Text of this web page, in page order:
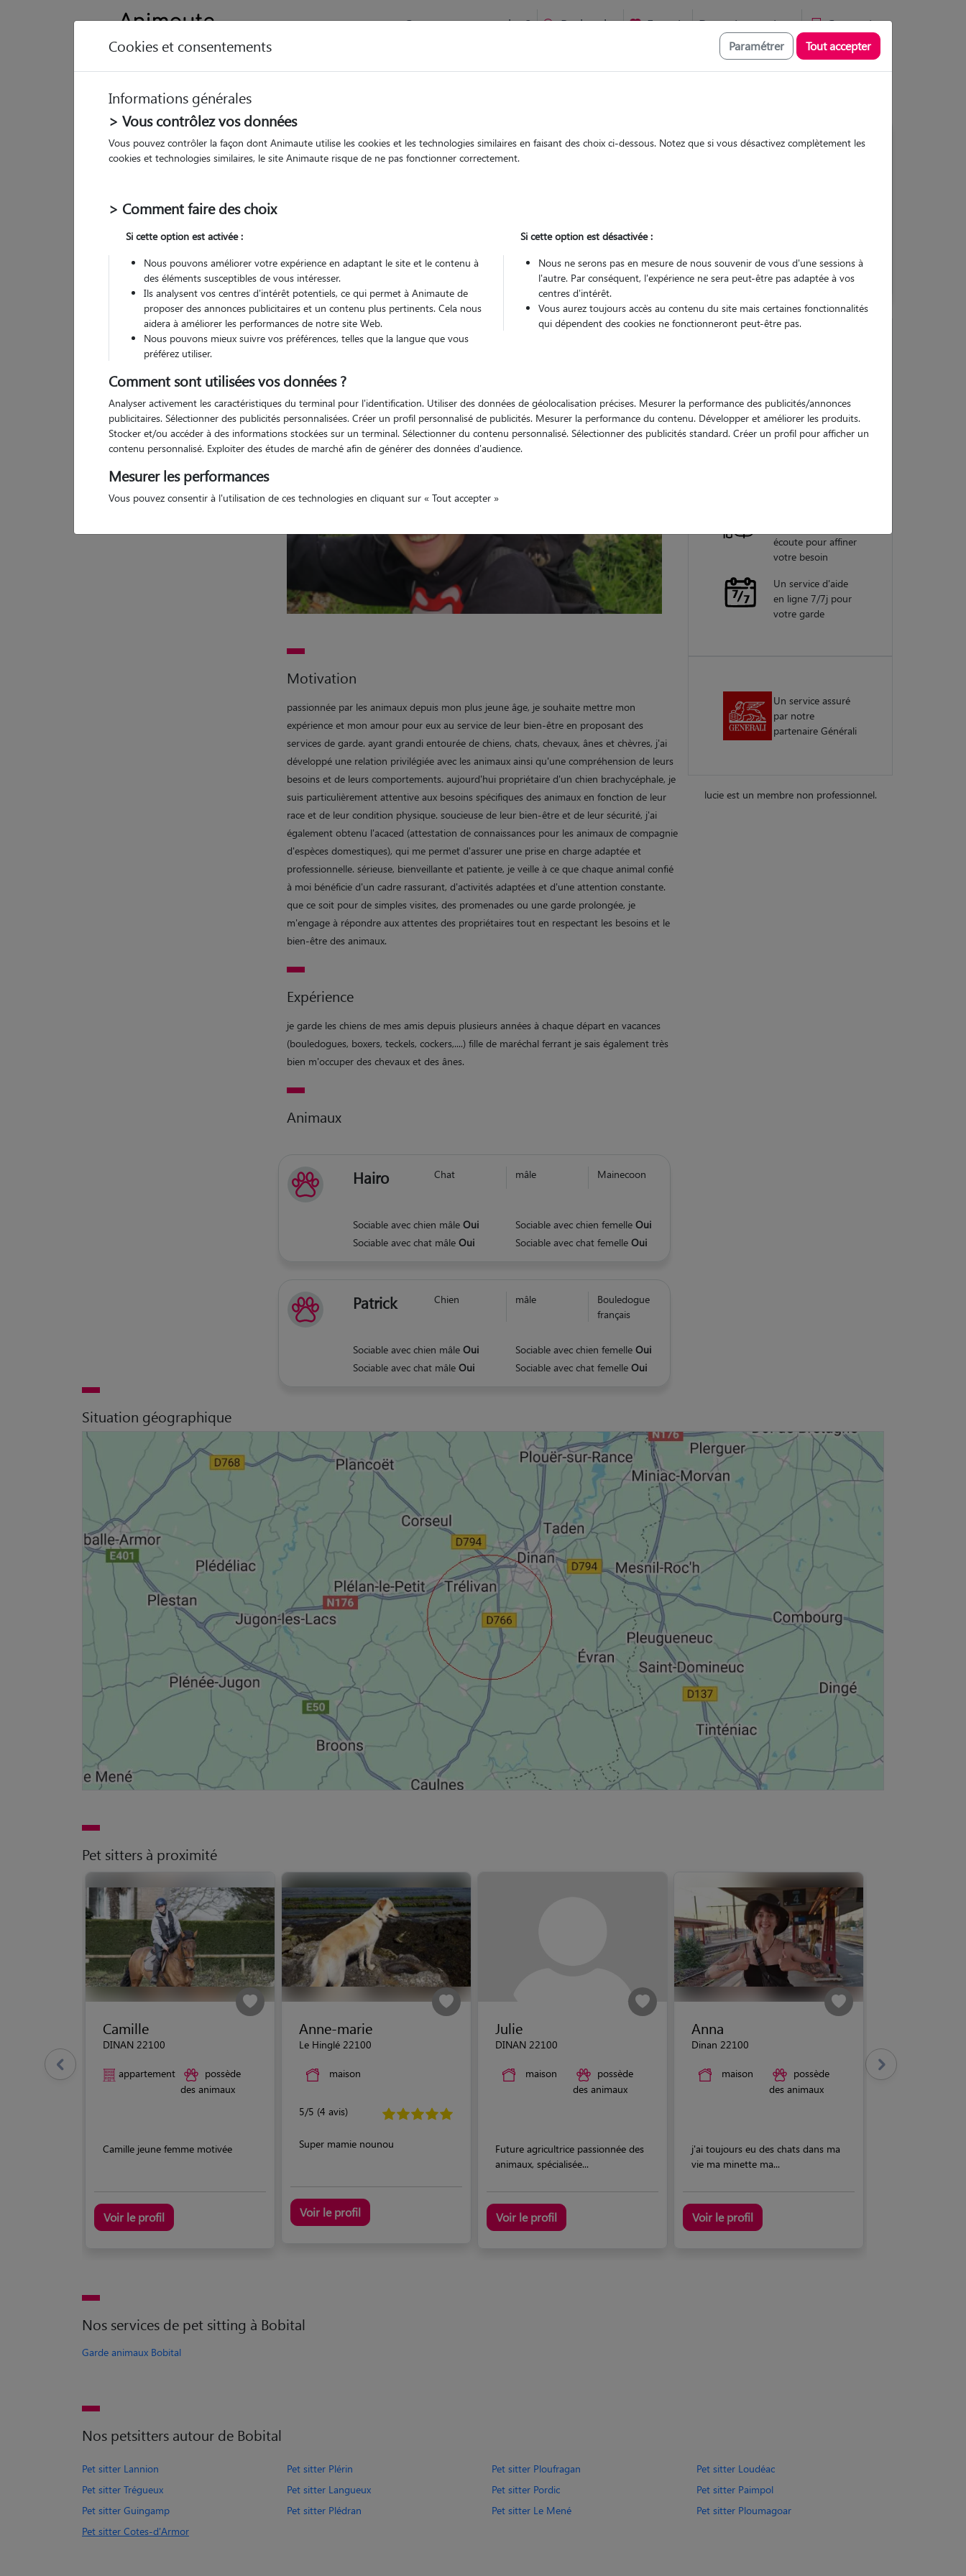
Comment ça marche ? Recherche Favoris Devenir pet sitter Connexion
Lucie
Motivation
passionnée par les animaux depuis mon plus jeune âge, je souhaite mettre mon
expérience et mon amour pour eux au service de leur bien-être en proposant des
services de garde. ayant grandi entourée de chiens, chats, chevaux, ânes et chèvres, j'ai
développé une relation privilégiée avec les animaux ainsi qu'une compréhension de leurs
besoins et de leurs comportements. aujourd'hui propriétaire d'un chien brachycéphale, je
suis particulièrement attentive aux besoins spécifiques des animaux en fonction de leur
race et de leur condition physique. soucieuse de leur bien-être et de leur sécurité, j'ai
également obtenu l'acaced (attestation de connaissances pour les animaux de compagnie
d'espèces domestiques), qui me permet d'assurer une prise en charge adaptée et
professionnelle. sérieuse, bienveillante et patiente, je veille à ce que chaque animal confié
à moi bénéficie d'un cadre rassurant, d'activités adaptées et d'une attention constante.
que ce soit pour de simples visites, des promenades ou une garde prolongée, je
m'engage à répondre aux attentes des propriétaires tout en respectant les besoins et le
bien-être des animaux.
Expérience
je garde les chiens de mes amis depuis plusieurs années à chaque départ en vacances
(bouledogues, boxers, teckels, cockers,....) fille de maréchal ferrant je sais également très
bien m'occuper des chevaux et des ânes.
Animaux
Hairo Chat mâle Mainecoon
Sociable avec chien mâle Oui Sociable avec chien femelleOui
Sociable avec chat mâle Oui Sociable avec chat femelleOui
Patrick Chien mâle
Bouledogue
français
Sociable avec chien mâle Oui Sociable avec chien femelleOui
Sociable avec chat mâle Oui Sociable avec chat femelleOui
garanties
écoute pour affiner
votre besoin
Un service d'aide
en ligne 7/7j pour
votre garde
Un service assuré
par notre
partenaire Générali
lucie est un membre non professionnel.
Situation géographique
Pet sitters à proximité
Camille
DINAN 22100
appartement
possède
des animaux
Camille jeune femme motivée
Voir le profil
Anne-marie
Le Hinglé 22100
maison
5/5 (4 avis)
Super mamie nounou
Voir le profil
Julie
DINAN 22100
maison
possède
des animaux
Future agricultrice passionnée des
animaux, spécialisée...
Voir le profil
Anna
Dinan 22100
maison
possède
des animaux
j'ai toujours eu des chats dans ma
vie ma minette ma...
Voir le profil
Nos services de pet sitting à Bobital
Garde animaux Bobital
Nos petsitters autour de Bobital
Pet sitter Lannion Pet sitter Plérin Pet sitter Ploufragan
Pet sitter Loudéac
Pet sitter Trégueux
Pet sitter Langueux Pet sitter Pordic
Pet sitter Paimpol
Pet sitter Guingamp
Pet sitter Plédran Pet sitter Le Mené
Pet sitter Ploumagoar
Pet sitter Cotes-d'Armor
Cookies et consentements Paramétrer Tout accepter
Informations générales
> Vous contrôlez vos données
Vous pouvez contrôler la façon dont Animaute utilise les cookies et les technologies similaires en faisant des choix ci-dessous. Notez que si vous désactivez complètement les
cookies et technologies similaires, le site Animaute risque de ne pas fonctionner correctement.
> Comment faire des choix
Si cette option est activée :
Nous pouvons améliorer votre expérience en adaptant le site et le contenu à
des éléments susceptibles de vous intéresser.
Ils analysent vos centres d'intérêt potentiels, ce qui permet à Animaute de
proposer des annonces publicitaires et un contenu plus pertinents. Cela nous
aidera à améliorer les performances de notre site Web.
Nous pouvons mieux suivre vos préférences, telles que la langue que vous
préférez utiliser.
Si cette option est désactivée :
Nous ne serons pas en mesure de nous souvenir de vous d'une sessions à
l'autre. Par conséquent, l'expérience ne sera peut-être pas adaptée à vos
centres d'intérêt.
Vous aurez toujours accès au contenu du site mais certaines fonctionnalités
qui dépendent des cookies ne fonctionneront peut-être pas.
Comment sont utilisées vos données ?
Analyser activement les caractéristiques du terminal pour l'identification. Utiliser des données de géolocalisation précises. Mesurer la performance des publicités/annonces
publicitaires. Sélectionner des publicités personnalisées. Créer un profil personnalisé de publicités. Mesurer la performance du contenu. Développer et améliorer les produits.
Stocker et/ou accéder à des informations stockées sur un terminal. Sélectionner du contenu personnalisé. Sélectionner des publicités standard. Créer un profil pour afficher un
contenu personnalisé. Exploiter des études de marché afin de générer des données d'audience.
Mesurer les performances
Vous pouvez consentir à l'utilisation de ces technologies en cliquant sur « Tout accepter »